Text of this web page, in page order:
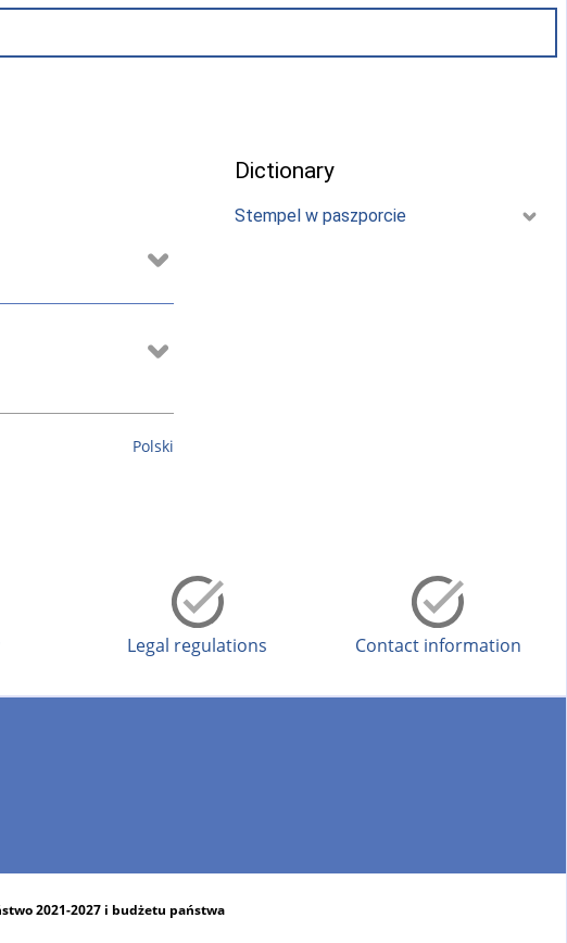
Polski
Dictionary
Stempel w paszporcie
Legal regulations Contact information
2021-2027 i budżetu państwa